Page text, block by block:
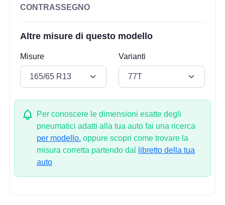
CONTRASSEGNO
Altre misure di questo modello
Misure Varianti
Per conoscere le dimensioni esatte degli
pneumatici adatti alla tua auto fai una ricerca
per modello. oppure scopri come trovare la
misura corretta partendo dal
libretto della tua
auto